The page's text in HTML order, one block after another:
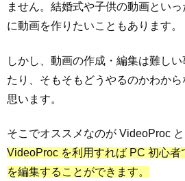
ません。結婚式や子供の動画とい
に動画を作りたいこともあります。
しかし、動画の作成・編集は難し
たり、そもそもどうやるのかわか
思います。
そこでオススメなのが VideoProc と
VideoProc を利用すれば PC 初心
を編集することができます。